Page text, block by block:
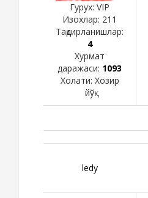
Гурух: VIP
Изохлар: 211
Тақдирланишлар:
4
Хурмат
даражаси: 1093
Холати: Хозир
йўқ
ledy